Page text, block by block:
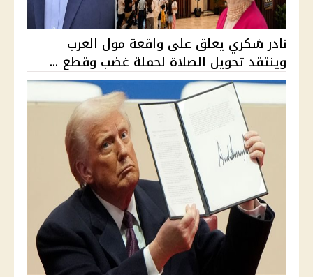
نادر شكري يعلق على واقعة مول العرب
وينتقد تحويل الصلاة لحملة غضب وقطع ...